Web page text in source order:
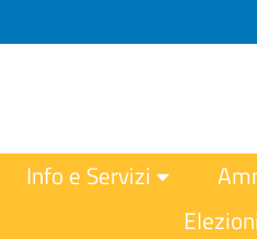
Info e Servizi